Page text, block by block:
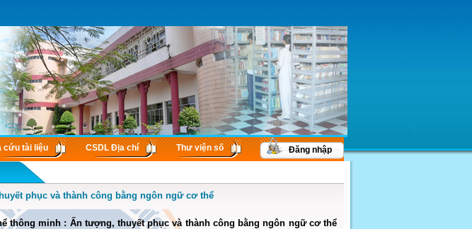
cứu tài liệu CSDL Ðịa chí Thư viện số Đăng nhập
phục và thành công bằng ngôn ngữ cơ thể
thông minh : Ấn tượng, thuyết phục và thành công bằng ngôn ngữ cơ thể